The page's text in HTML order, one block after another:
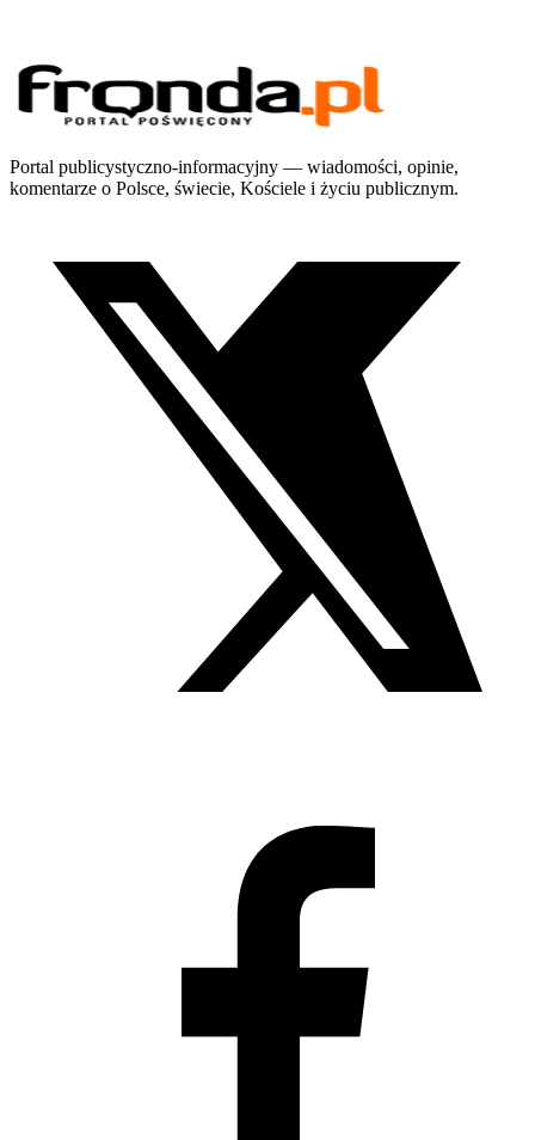
Portal publicystyczno-informacyjny — wiadomości, opinie,
komentarze o Polsce, świecie, Kościele i życiu publicznym.